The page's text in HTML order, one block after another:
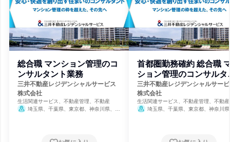
総合職 マンション管理のコ
ンサルタント業務
三井不動産レジデンシャルサービス
株式会社
生活関連サービス、不動産管理、不動産
埼玉県、千葉県、東京都、神奈川県、愛
首都圏勤務確約 総合職
ション管理のコンサルタ
ト業務
三井不動産レジデンシャルサー
株式会社
生活関連サービス、不動産管理、不動産
埼玉県、千葉県、東京都、神奈川県